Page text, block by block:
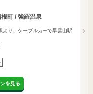
町 / 強羅温泉
り、ケーブルカーで早雲山駅
を見る